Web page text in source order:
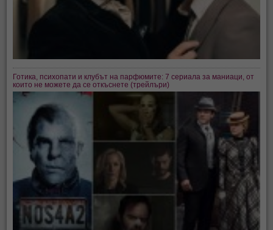
Готика, психопати и клубът на парфюмите: 7 сериала за маниаци, от
които не можете да се откъснете (трейлъри)